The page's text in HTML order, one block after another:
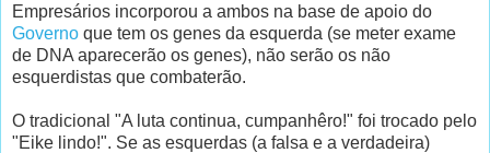
Empresários incorporou a ambos na base de apoio do
Governo que tem os genes da esquerda (se meter exame
de DNA aparecerão os genes), não serão os não
esquerdistas que combaterão.
O tradicional "A luta continua, cumpanhêro!" foi trocado pelo
"Eike lindo!". Se as esquerdas (a falsa e a verdadeira)